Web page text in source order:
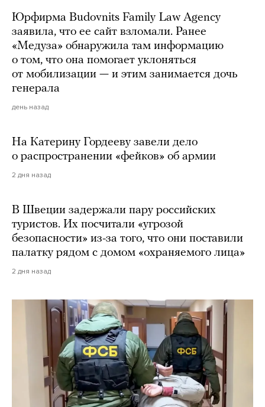
Юрфирма Budovnits Family Law Agency
заявила, что ее сайт взломали. Ранее
«Медуза» обнаружила там информацию
о том, что она помогает уклоняться
от мобилизации — и этим занимается дочь
генерала
день назад
На Катерину Гордееву завели дело
о распространении «фейков» об армии
2 дня назад
В Швеции задержали пару российских
туристов. Их посчитали «угрозой
безопасности» из-за того, что они поставили
палатку рядом с домом «охраняемого лица»
2 дня назад